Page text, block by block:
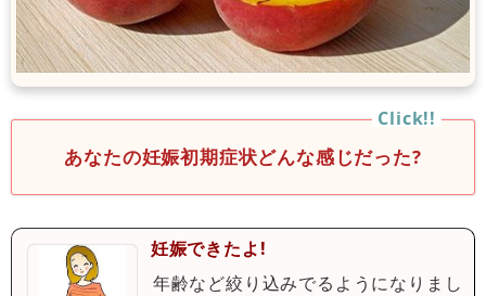
あなたの妊娠初期症状どんな感じだった?
妊娠できたよ!
年齢など絞り込みでるようになりまし